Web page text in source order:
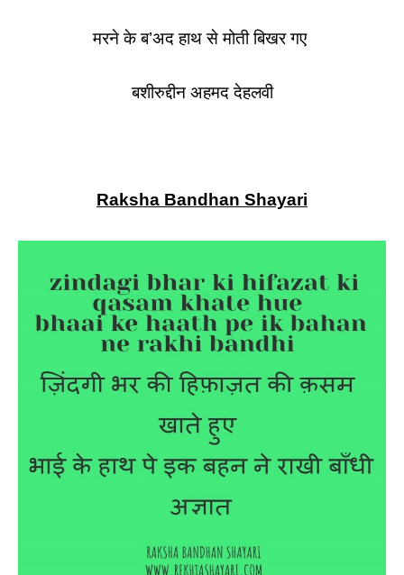
मरने के ब’अद हाथ से मोती बिखर गए
बशीरुद्दीन अहमद देहलवी
Raksha Bandhan Shayari